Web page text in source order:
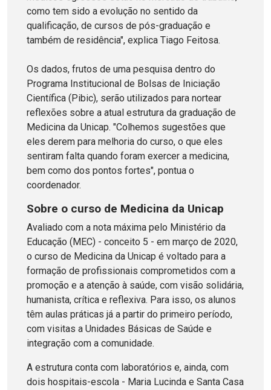
como tem sido a evolução no sentido da
qualificação, de cursos de pós-graduação e
também de residência", explica Tiago Feitosa.
Os dados, frutos de uma pesquisa dentro do
Programa Institucional de Bolsas de Iniciação
Científica (Pibic), serão utilizados para nortear
reflexões sobre a atual estrutura da graduação de
Medicina da Unicap. "Colhemos sugestões que
eles derem para melhoria do curso, o que eles
sentiram falta quando foram exercer a medicina,
bem como dos pontos fortes", pontua o
coordenador.
Sobre o curso de Medicina da Unicap
Avaliado com a nota máxima pelo Ministério da
Educação (MEC) - conceito 5 - em março de 2020,
o curso de Medicina da Unicap é voltado para a
formação de profissionais comprometidos com a
promoção e a atenção à saúde, com visão solidária,
humanista, crítica e reflexiva. Para isso, os alunos
têm aulas práticas já a partir do primeiro período,
com visitas a Unidades Básicas de Saúde e
integração com a comunidade.
A estrutura conta com laboratórios e, ainda, com
dois hospitais-escola - Maria Lucinda e Santa Casa